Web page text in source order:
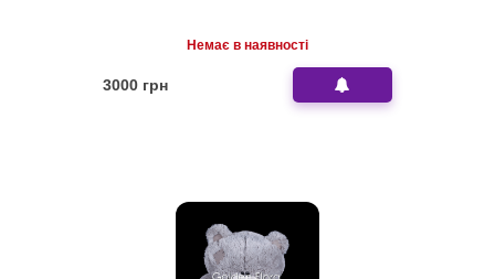
Немає в наявності
3000 грн